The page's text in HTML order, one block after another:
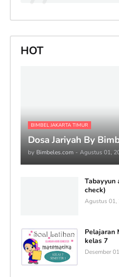
HOT
BIMBEL JAKARTA TIMUR
Dosa Jariyah By
by Bimbeles.com - Agustus 01,
Tabayyun
check)
Agustus 01,
Pelajaran
kelas 7
Desember